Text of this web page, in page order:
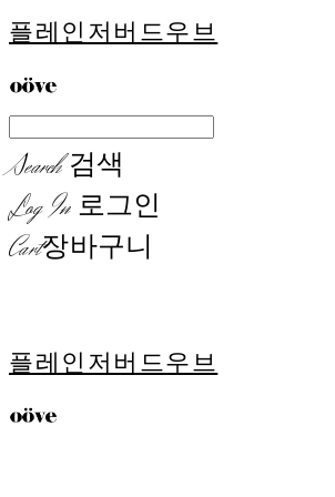
플레인저버드우브
Search검색
Log In 로그인
Cart장바구니
플레인저버드우브